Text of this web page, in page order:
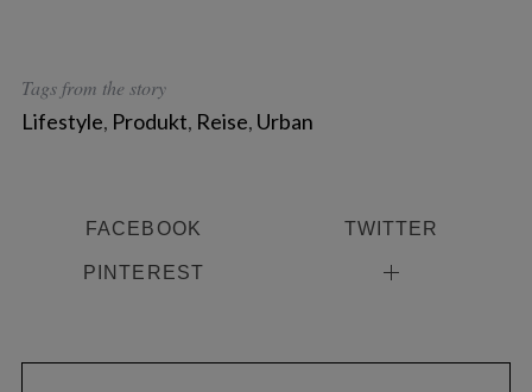
Tags from the story
Lifestyle, Produkt, Reise, Urban
FACEBOOK TWITTER
PINTEREST